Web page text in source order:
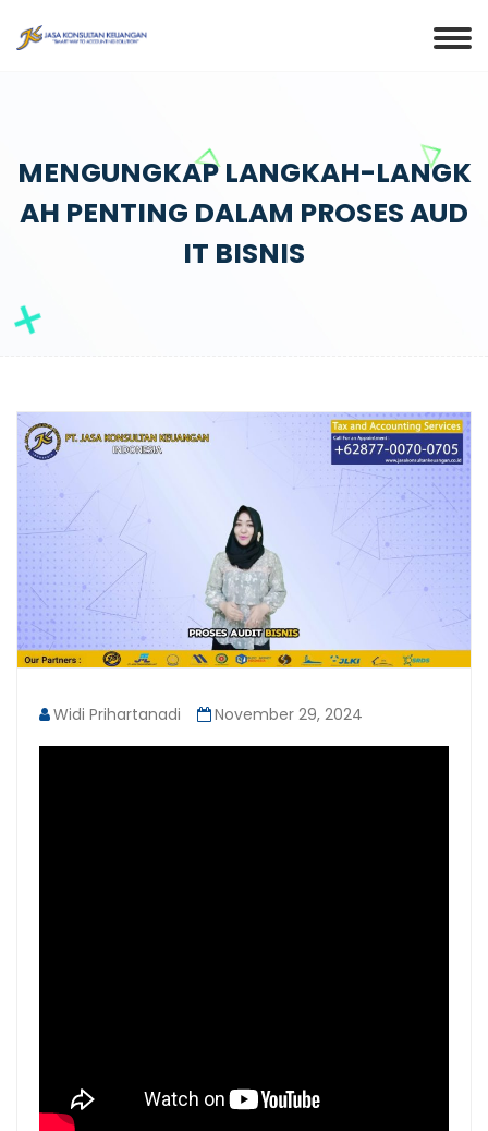
MENGUNGKAP LANGKAH-LANGK
AH PENTING DALAM PROSES AUD
IT BISNIS
Widi Prihartanadi November 29, 2024